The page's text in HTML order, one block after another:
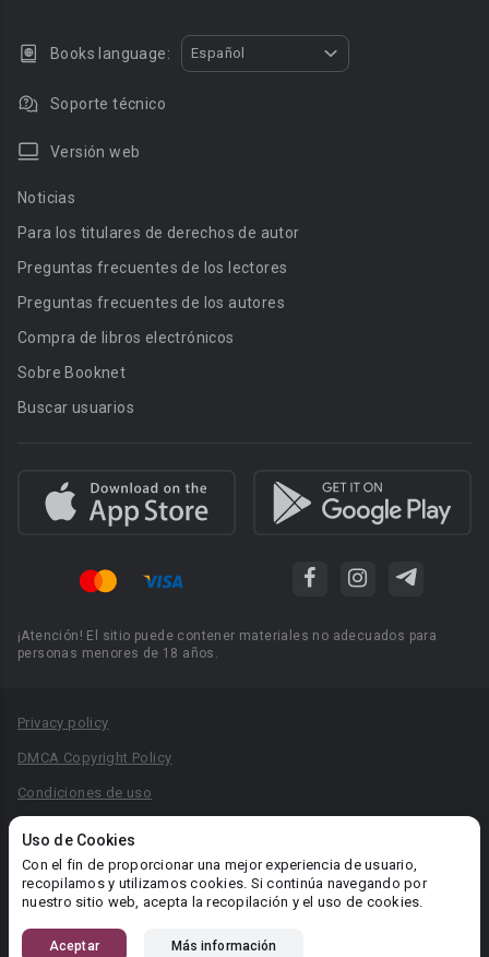
Uso de Cookies
Con el fin de proporcionar una mejor experiencia de usuario,
recopilamos y utilizamos cookies. Si continúa navegando por
nuestro sitio web, acepta la recopilación y el uso de cookies.
Aceptar Más información
Books language: Español
Soporte técnico
Versión web
Noticias
Para los titulares de derechos de autor
Preguntas frecuentes de los lectores
Preguntas frecuentes de los autores
Compra de libros electrónicos
Sobre Booknet
Buscar usuarios
¡Atención! El sitio puede contener materiales no adecuados para
personas menores de 18 años.
Privacy policy
DMCA Copyright Policy
Condiciones de uso
Reglas para la publicación de libros
Área RR.PP.: pr@booknet.com
© 2026 Booknet. Todos los derechos reservados.